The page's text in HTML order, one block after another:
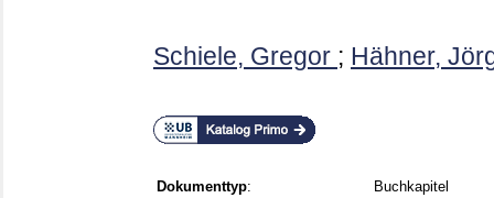
Schiele, Gregor ; Hähner,
Dokumenttyp:
Buchkapitel